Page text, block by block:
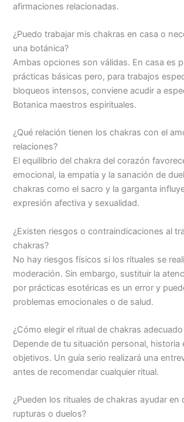
afirmaciones relacionadas.
¿Puedo trabajar mis chakras en casa o
una botánica?
Ambas opciones son válidas. En casa es
prácticas básicas pero, para trabajos
bloqueos intensos, conviene acudir a
Botanica maestros espirituales.
¿Qué relación tienen los chakras con el
relaciones?
El equilibrio del chakra del corazón
emocional, la empatía y la sanación de
chakras como el sacro y la garganta
expresión afectiva y sexualidad.
¿Existen riesgos o contraindicaciones al
chakras?
No hay riesgos físicos si los rituales se
moderación. Sin embargo, sustituir la
por prácticas esotéricas es un error y
problemas emocionales o de salud.
¿Cómo elegir el ritual de chakras
Depende de tu situación personal, historia
objetivos. Un guía serio realizará una
antes de recomendar cualquier ritual.
¿Pueden los rituales de chakras ayudar en
rupturas o duelos?